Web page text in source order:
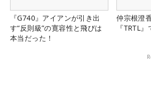
『G740』アイアンが引き出
す“反則級”の寛容性と飛びは
本当だった！
仲宗根澄
『TRTL